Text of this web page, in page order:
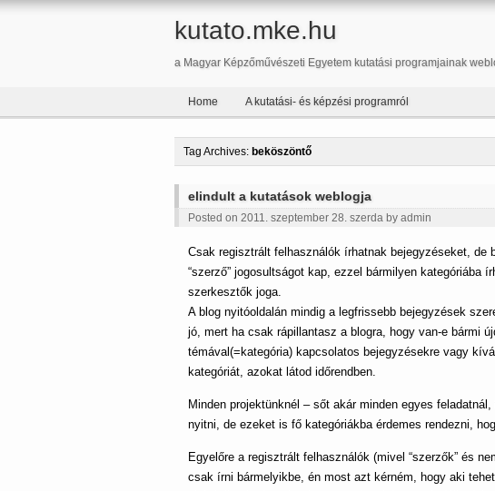
kutato.mke.hu
a Magyar Képzőművészeti Egyetem kutatási programjainak
Home A kutatási- és képzési programról
Tag Archives: beköszöntő
elindult a kutatások weblogja
Posted on 2011. szeptember 28. szerda by admin
Csak regisztrált felhasználók írhatnak bejegyzéseket, de
“szerző” jogosultságot kap, ezzel bármilyen kategóriába
szerkesztők joga.
A blog nyitóoldalán mindig a legfrissebb bejegyzések
jó, mert ha csak rápillantasz a blogra, hogy van-e bármi
témával(=kategória) kapcsolatos bejegyzésekre vagy
kategóriát, azokat látod időrendben.
Minden projektünknél – sőt akár minden egyes
nyitni, de ezeket is fő kategóriákba érdemes rendezni,
Egyelőre a regisztrált felhasználók (mivel “szerzők” és
csak írni bármelyikbe, én most azt kérném, hogy aki